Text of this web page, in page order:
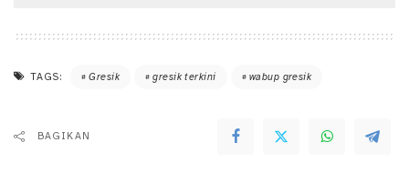
TAGS: Gresik gresik terkini wabup gresik
BAGIKAN